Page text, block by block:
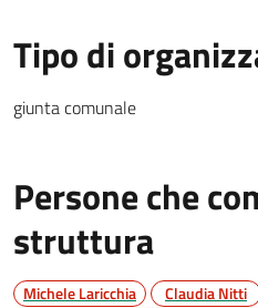
Tipo di
giunta comunale
Persone che
struttura
Michele Laricchia Claudia Nitti